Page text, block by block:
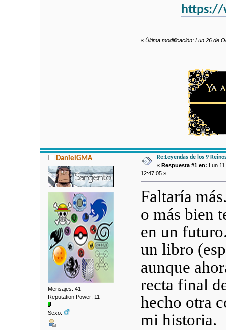
https://
«Última modificación: Lun 26 de
DanielGMA
Mensajes: 41
Reputation Power: 11
Sexo:
Re:Leyendas de los 9
«Respuesta #1 en: Lun
12:47:05 »
Faltaría
o más bien
en un
un libro
aunque
recta final
hecho otra
mi historia.